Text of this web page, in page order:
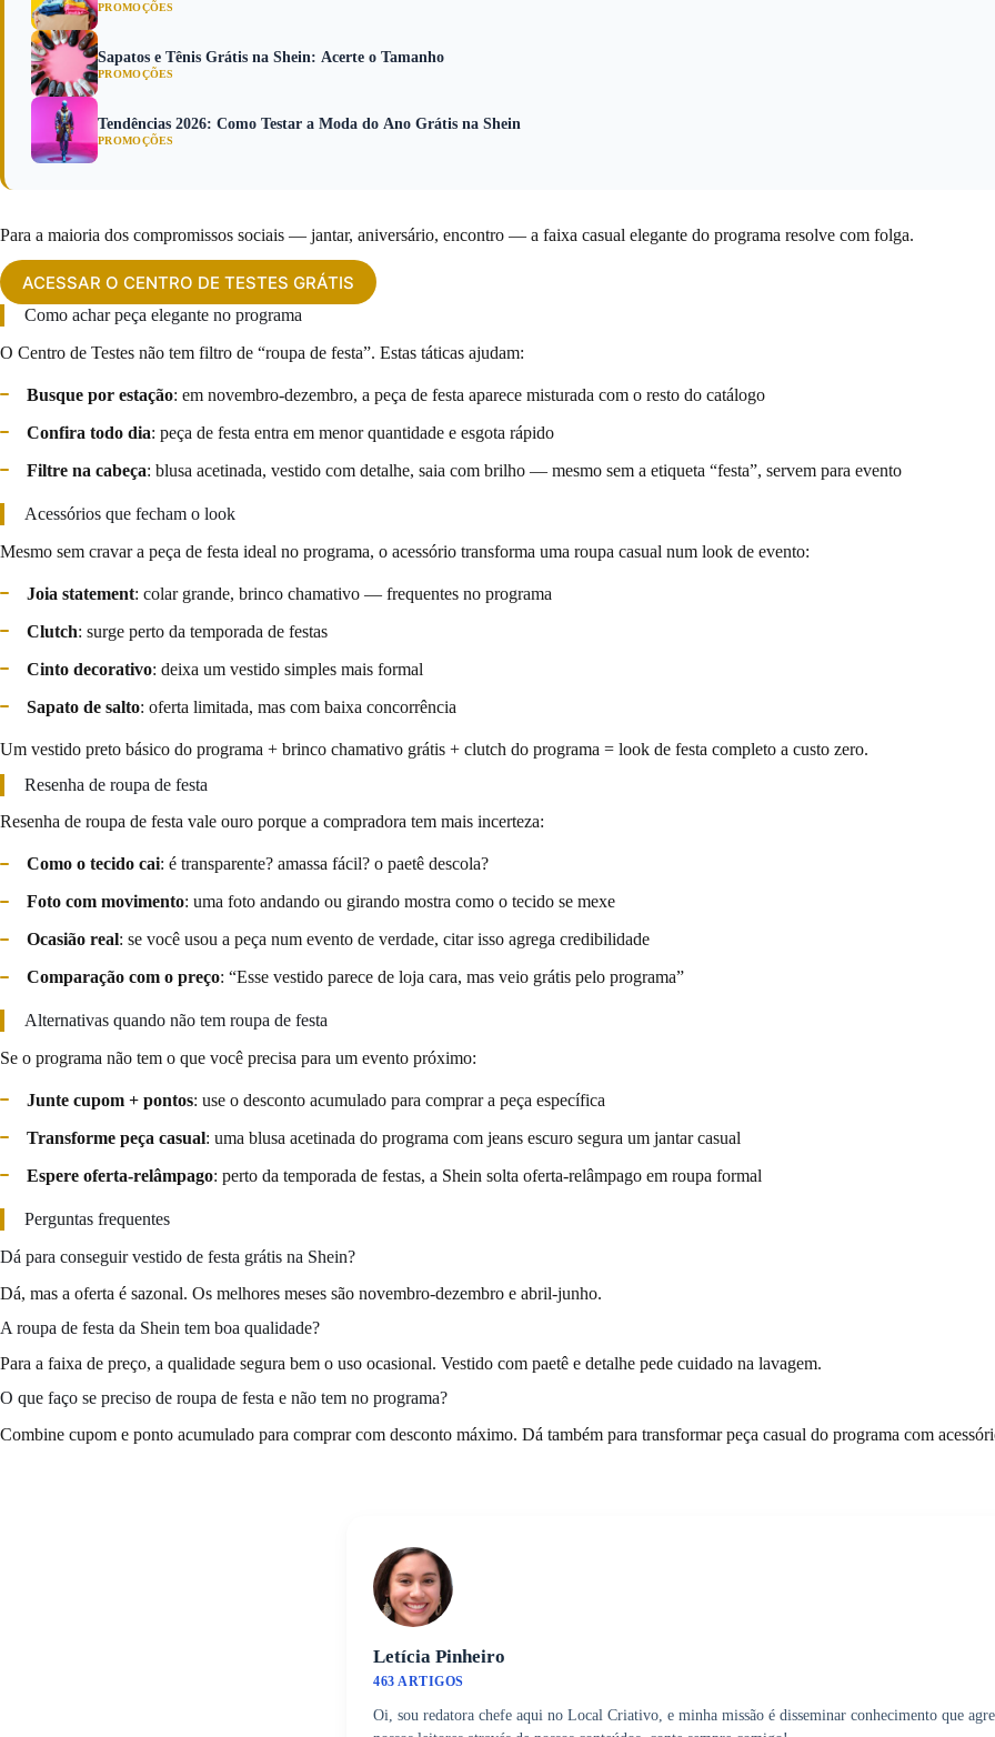
PROMOÇÕES
Sapatos e Tênis Grátis na Shein: Acerte o Tamanho
PROMOÇÕES
Tendências 2026: Como Testar a Moda do Ano Grátis na Shein
PROMOÇÕES
Para a maioria dos compromissos sociais — jantar, aniversário, encontro — a faixa casual elegante do programa resolve com folga.
ACESSAR O CENTRO DE TESTES GRÁTIS
Como achar peça elegante no programa
O Centro de Testes não tem filtro de “roupa de festa”. Estas táticas ajudam:
Busque por estação: em novembro-dezembro, a peça de festa aparece misturada com o resto do catálogo
Confira todo dia: peça de festa entra em menor quantidade e esgota rápido
Filtre na cabeça: blusa acetinada, vestido com detalhe, saia com brilho — mesmo sem a etiqueta “festa”, servem para evento
Acessórios que fecham o look
Mesmo sem cravar a peça de festa ideal no programa, o acessório transforma uma roupa casual num look de evento:
Joia statement: colar grande, brinco chamativo — frequentes no programa
Clutch: surge perto da temporada de festas
Cinto decorativo: deixa um vestido simples mais formal
Sapato de salto: oferta limitada, mas com baixa concorrência
Um vestido preto básico do programa + brinco chamativo grátis + clutch do programa = look de festa completo a custo zero.
Resenha de roupa de festa
Resenha de roupa de festa vale ouro porque a compradora tem mais incerteza:
Como o tecido cai: é transparente? amassa fácil? o paetê descola?
Foto com movimento: uma foto andando ou girando mostra como o tecido se mexe
Ocasião real: se você usou a peça num evento de verdade, citar isso agrega credibilidade
Comparação com o preço: “Esse vestido parece de loja cara, mas veio grátis pelo programa”
Alternativas quando não tem roupa de festa
Se o programa não tem o que você precisa para um evento próximo:
Junte cupom + pontos: use o desconto acumulado para comprar a peça específica
Transforme peça casual: uma blusa acetinada do programa com jeans escuro segura um jantar casual
Espere oferta-relâmpago: perto da temporada de festas, a Shein solta oferta-relâmpago em roupa formal
Perguntas frequentes
Dá para conseguir vestido de festa grátis na Shein?
Dá, mas a oferta é sazonal. Os melhores meses são novembro-dezembro e abril-junho.
A roupa de festa da Shein tem boa qualidade?
Para a faixa de preço, a qualidade segura bem o uso ocasional. Vestido com paetê e detalhe pede cuidado na lavagem.
O que faço se preciso de roupa de festa e não tem no programa?
Combine cupom e ponto acumulado para comprar com desconto máximo. Dá também para transformar peça casual do programa com
Letícia Pinheiro
463 ARTIGOS
Oi, sou redatora chefe aqui no Local Criativo, e minha missão é disseminar conhecimento que